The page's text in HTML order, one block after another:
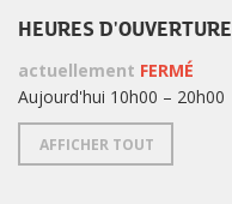
HEURES D'OUVERTURE
actuellement FERMÉ
Aujourd'hui 10h00 – 20h00
AFFICHER TOUT